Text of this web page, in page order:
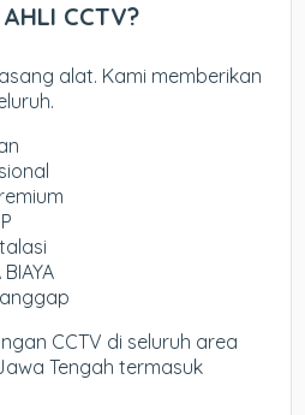
CCTV?
alat. Kami memberikan
CCTV di seluruh area
Tengah termasuk